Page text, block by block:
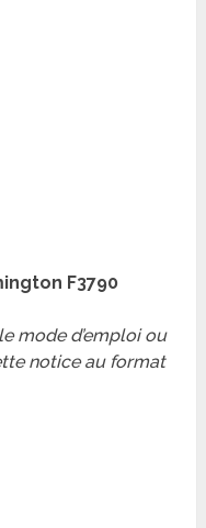
F3790
mode d’emploi ou
notice au format